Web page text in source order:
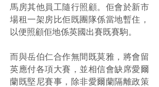
馬房其他員工隨行照顧。佢會於新市
場租一架房比佢既團隊係當地暫住，
以便照顧佢地係英國出賽既賽駒。
而與岳伯仁合作無間既莫雅，將會留
英應付各項大賽，並相信會缺席愛爾
蘭既堅尼賽事，除非愛爾蘭隔離政策